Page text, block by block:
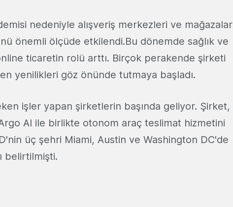
nedeniyle alışveriş merkezleri ve mağazalar
önemli ölçüde etkilendi.Bu dönemde sağlık ve
ticaretin rolü arttı. Birçok perakende şirketi
yenilikleri göz önünde tutmaya başladı.
işler yapan şirketlerin başında geliyor. Şirket,
AI ile birlikte otonom araç teslimat hizmetini
üç şehri Miami, Austin ve Washington DC'de
belirtilmişti.